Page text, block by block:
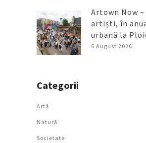
Artown Now –
artiști, în
urbană la
6 August 2026
Categorii
Artǎ
Natură
Societate